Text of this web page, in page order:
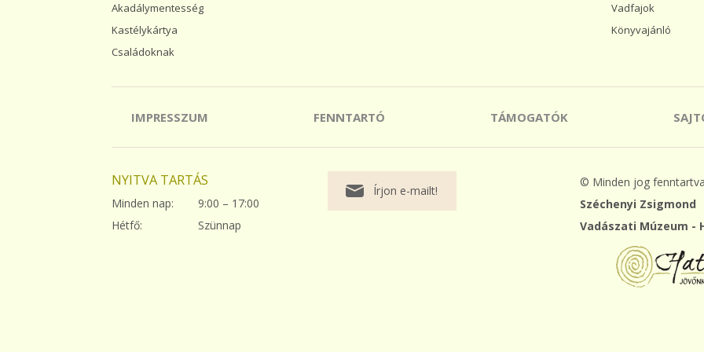
Akadálymentesség
Kastélykártya
Családoknak
Vadfajok
Könyvajánló
IMPRESSZUM FENNTARTÓ TÁMOGATÓK
NYITVA TARTÁS
Minden nap:
9:00 – 17:00
Hétfő:
Szünnap
Írjon e-mailt!
© Minden jog
Széchenyi Zsigmond
Vadászati Múzeum -